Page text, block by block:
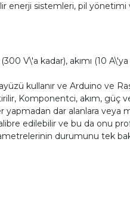
enerji sistemleri, pil
V\'a kadar), akımı (10
kullanır ve Arduino ve
Komponentci, akım, güç
yapmadan dar alanlara veya
edilebilir ve bu da onu
durumunu tek